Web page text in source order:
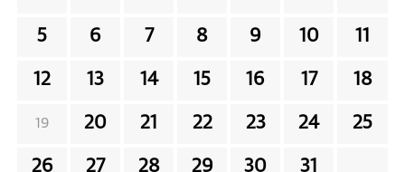
5 6 7 8 9 10 11
12 13 14 15 16 17 18
19 20 21 22 23 24 25
26 27 28 29 30 31